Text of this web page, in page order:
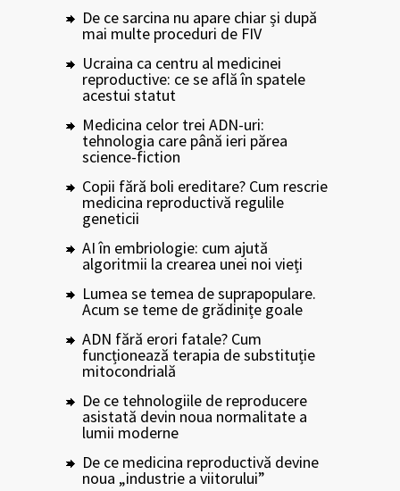
De ce sarcina nu apare chiar și după
mai multe proceduri de FIV
Ucraina ca centru al medicinei
reproductive: ce se află în spatele
acestui statut
Medicina celor trei ADN-uri:
tehnologia care până ieri părea
science-fiction
Copii fără boli ereditare? Cum rescrie
medicina reproductivă regulile
geneticii
AI în embriologie: cum ajută
algoritmii la crearea unei noi vieți
Lumea se temea de suprapopulare.
Acum se teme de grădinițe goale
ADN fără erori fatale? Cum
funcționează terapia de substituție
mitocondrială
De ce tehnologiile de reproducere
asistată devin noua normalitate a
lumii moderne
De ce medicina reproductivă devine
noua „industrie a viitorului”